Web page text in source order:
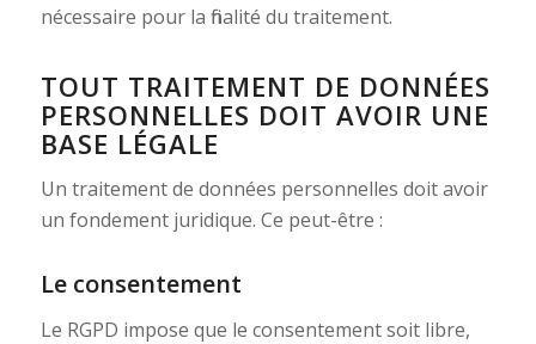
nécessaire pour la finalité du traitement.
TOUT TRAITEMENT DE DONNÉES
PERSONNELLES DOIT AVOIR UNE
BASE LÉGALE
Un traitement de données personnelles doit avoir
un fondement juridique. Ce peut-être :
Le consentement
Le RGPD impose que le consentement soit libre,